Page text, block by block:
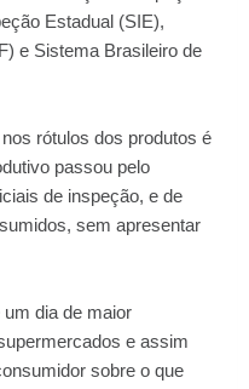
Estadual (SIE),
e Sistema Brasileiro de
rótulos dos produtos é
passou pelo
de inspeção, e de
sem apresentar
dia de maior
e assim
sobre o que